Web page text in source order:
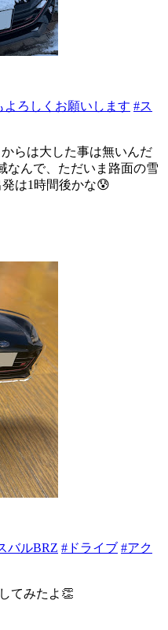
よろしくお願いします #ス
らは大した事は無いんだ
なんで、ただいま路面の雪
は1時間後かな😰
バルBRZ #ドライブ #アク
てみたよ👏